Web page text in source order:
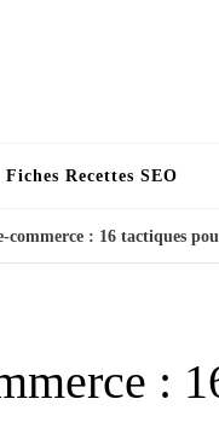
Fiches Recettes SEO
commerce : 16 tactiques
: